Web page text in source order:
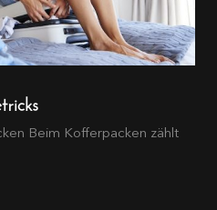
Beim Kofferpacken zählt